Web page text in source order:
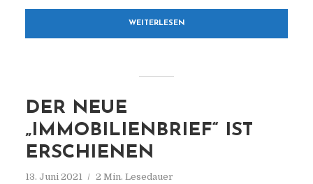
WEITERLESEN
DER NEUE
„IMMOBILIENBRIEF“ IST
ERSCHIENEN
13. Juni 2021 2 Min. Lesedauer